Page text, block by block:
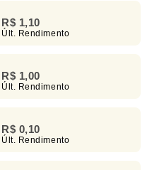
R$ 1,10
Últ. Rendimento
R$ 1,00
Últ. Rendimento
R$ 0,10
Últ. Rendimento